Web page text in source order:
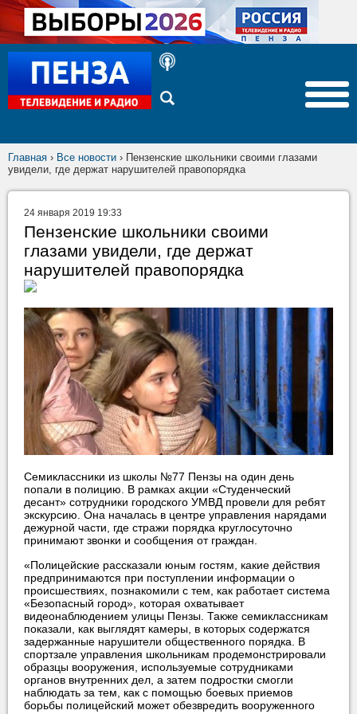
Главная › Все новости › Пензенские школьники своими глазами
увидели, где держат нарушителей правопорядка
24 января 2019 19:33
Пензенские школьники своими
глазами увидели, где держат
нарушителей правопорядка
Семиклассники из школы №77 Пензы на один день
попали в полицию. В рамках акции «Студенческий
десант» сотрудники городского УМВД провели для ребят
экскурсию. Она началась в центре управления нарядами
дежурной части, где стражи порядка круглосуточно
принимают звонки и сообщения от граждан.
«Полицейские рассказали юным гостям, какие действия
предпринимаются при поступлении информации о
происшествиях, познакомили с тем, как работает система
«Безопасный город», которая охватывает
видеонаблюдением улицы Пензы. Также семиклассникам
показали, как выглядят камеры, в которых содержатся
задержанные нарушители общественного порядка. В
спортзале управления школьникам продемонстрировали
образцы вооружения, используемые сотрудниками
органов внутренних дел, а затем подростки смогли
наблюдать за тем, как с помощью боевых приемов
борьбы полицейский может обезвредить вооруженного